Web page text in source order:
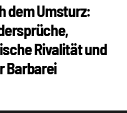
dem Umsturz:
Rivalität und
Barbarei